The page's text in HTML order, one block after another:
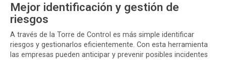
Mejor identificación y gestión de
riesgos
A través de la Torre de Control es más simple identificar
riesgos y gestionarlos eficientemente. Con esta herramienta
las empresas pueden anticipar y prevenir posibles incidentes